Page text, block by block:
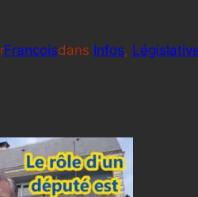
Francoisdans Infos,